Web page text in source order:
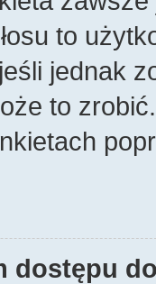
to
jednak
to
dostępu